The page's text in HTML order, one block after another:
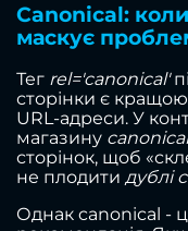
Canonical:
маскує
Тег rel='canonical'
сторінки є
URL-адреси. У
магазину canonical
сторінок, щоб
не плодити дублі
Однак canonical -